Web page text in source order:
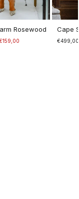
Rosewood Cape
€499,00